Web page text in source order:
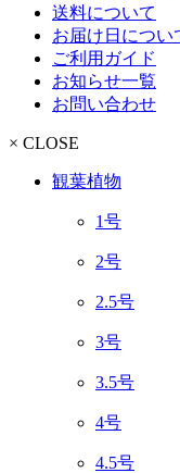
送料について
お届け日につい
ご利用ガイド
お知らせ一覧
お問い合わせ
× CLOSE
観葉植物
1号
2号
2.5号
3号
3.5号
4号
4.5号